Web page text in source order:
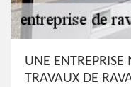
UNE
TRAVAUX DE